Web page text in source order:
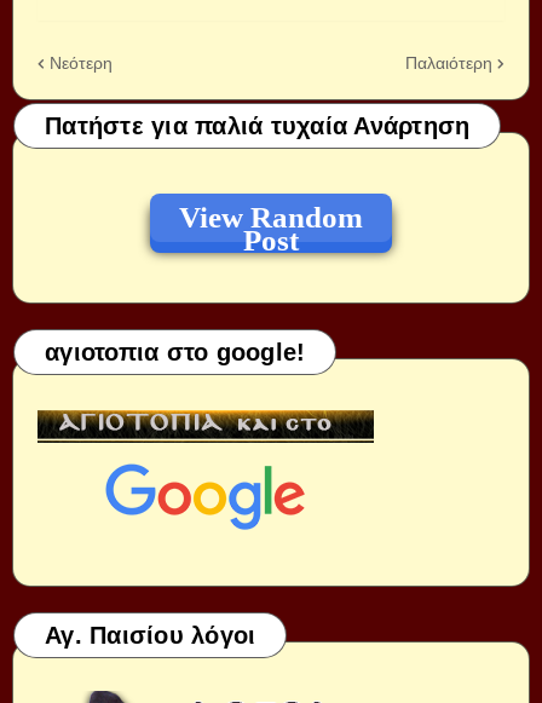
Νεότερη Παλαιότερη
Πατήστε για παλιά τυχαία Ανάρτηση
View Random
Post
αγιοτοπια στο google!
Αγ. Παισίου λόγοι